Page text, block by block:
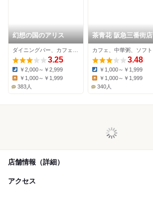
幻想の国のアリス
3.25
Dinner:
￥2,000～￥2,999
￥1,000～￥1,999
383人
茶青花 阪急三番街店
3.48
Dinner:
￥1,000～￥1,999
￥1,000～￥1,999
340人
店舗情報（詳細）
アクセス